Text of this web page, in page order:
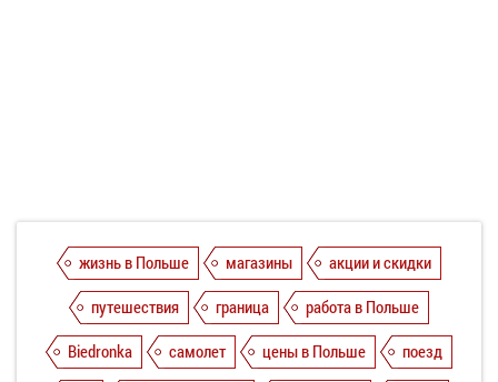
жизнь в Польше магазины
акции и скидки
путешествия
граница
работа в Польше
Biedronka
самолет цены в Польше
поезд